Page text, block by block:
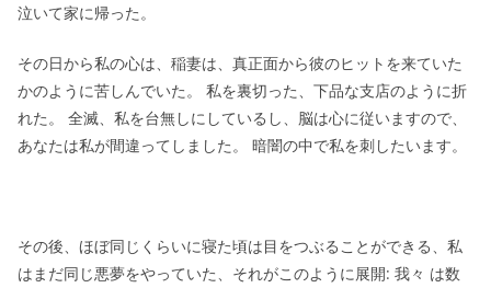
泣いて家に帰った。
その日から私の心は、稲妻は、真正面から彼のヒットを来ていた
かのように苦しんでいた。 私を裏切った、下品な支店のように折
れた。 全滅、私を台無しにしているし、脳は心に従いますので、
あなたは私が間違ってしました。 暗闇の中で私を刺したいます。
その後、ほぼ同じくらいに寝た頃は目をつぶることができる、私
はまだ同じ悪夢をやっていた、それがこのように展開: 我々 は数